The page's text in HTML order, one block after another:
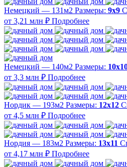
Немецкий — 131м2 Размеры: 9х9
от 3,21 млн ₽ Подробнее
Немецкий — 140м2 Размеры:
от 3,3 млн ₽ Подробнее
Нордик — 193м2 Размеры: 12х12
от 4,5 млн ₽ Подробнее
Нордия — 183м2 Размеры: 13х11
от 4,17 млн ₽ Подробнее